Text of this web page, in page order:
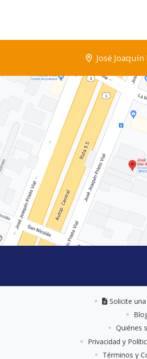
José
Solicite una
Solicite
Quiénes
Privacidad y
Términos y